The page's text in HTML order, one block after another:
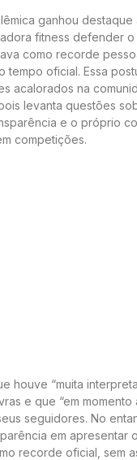
ganhou destaque
fitness defender
como recorde
tempo oficial. Essa
acalorados na
levanta questões
e o próprio
competições.
houve “muita
e que “em momento
seguidores. No
em apresentar
recorde oficial, sem